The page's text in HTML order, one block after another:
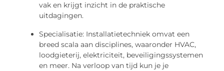
vak en krijgt inzicht in de praktische
uitdagingen.
Specialisatie: Installatietechniek omvat een
breed scala aan disciplines, waaronder HVAC,
loodgieterij, elektriciteit, beveiligingssystemen
en meer. Na verloop van tijd kun je je